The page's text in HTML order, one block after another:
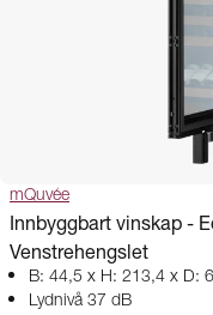
mQuvée
Innbyggbart vinskap -
Venstrehengslet
B: 44,5 x H: 213,4 x D:
Lydnivå 37 dB